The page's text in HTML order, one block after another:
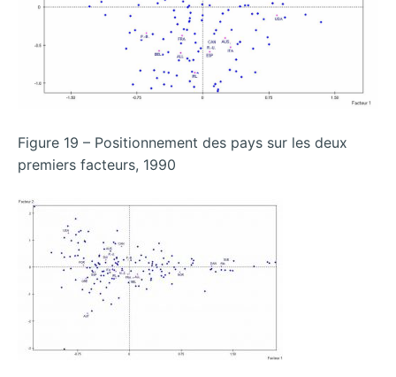
Figure 19 – Positionnement des pays sur les deux
premiers facteurs, 1990